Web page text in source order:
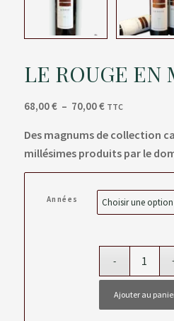
LE ROUGE EN
68,00€ – 70,00€Plage
prix :
68,00 €
à
70,00 €
TTC
Des magnums de collection
millésimes produits par le
Années
Ajouter au